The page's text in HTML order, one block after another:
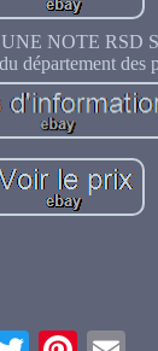
NOTE RSD
département des